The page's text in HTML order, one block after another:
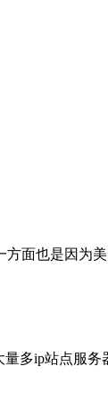
面也是因为
多ip站点服